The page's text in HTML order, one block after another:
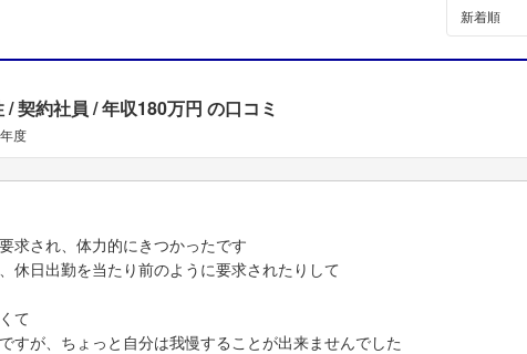
新着順
契約社員 年収180万円 の口コミ
度
求され、体力的にきつかったです
休日出勤を当たり前のように要求されたりして
て
すが、ちょっと自分は我慢することが出来ませんでした